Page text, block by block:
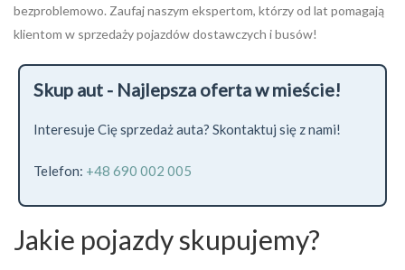
bezproblemowo. Zaufaj naszym ekspertom, którzy od lat pomagają
klientom w sprzedaży pojazdów dostawczych i busów!
Skup aut - Najlepsza oferta w mieście!
Interesuje Cię sprzedaż auta? Skontaktuj się z nami!
Telefon: +48 690 002 005
Jakie pojazdy skupujemy?